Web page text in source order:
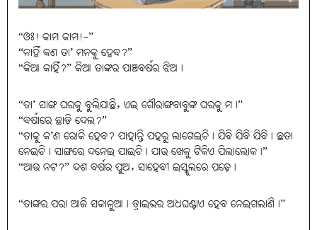
“ଓଃ! କାମ କାମ!-”
“ନାହିଁ କଣ ତା’ ମନକୁ ହେବ?”
“କିଆ କାହିଁ?” କିଆ ତାଙ୍କର ପାଞ୍ଚବର୍ଷର ଝିଅ।
“ତା’ ସାଙ୍ଗ ଘରକୁ ବୁଲିଯାଛି, ଏଇ ଗୌରାଙ୍ଗବାବୁଙ୍କ ଘରକୁ ମ।”
“ବର୍ଷାରେ ଛାଡ଼ି ଦେଲ?”
“ତାକୁ କ’ଣ ରୋକି ହେବ? ପାହାନ୍ତି ପହରୁ ଲାଗେଇଚି। ଯିବି ଯିବି ଯିବି। ଛତା
ନେଇଚି। ସାଙ୍ଗରେ ଦନେଇ ଯାଇଚି। ଯାଉ ଖେଳୁ ଟିକିଏ ପିଲାଲୋକ।”
“ଆଉ ନଟ?” ଦଶ ବର୍ଷର ପୁଅ, ସାହେବୀ ଇସ୍କୁଲରେ ପଢ଼େ।
“ତାଙ୍କର ପରା ଆଜି ସକାଳୁଆ। ଡ୍ରାଇଭର ଅଧଘଣ୍ଟାଏ ହେବ ନେଇଗଲାଣି।”